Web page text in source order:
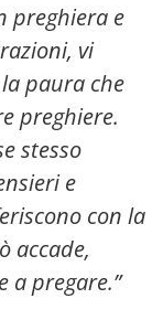
preghiera e
vi
paura che
preghiere.
stesso
e
con la
accade,
a pregare.”